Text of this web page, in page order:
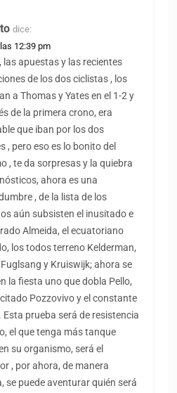
dice:
12:39 pm
las apuestas y las recientes
de los dos ciclistas , los
a Thomas y Yates en el 1-2 y
de la primera crono, era
que iban por los dos
, pero eso es lo bonito del
, te da sorpresas y la quiebra
ahora es una
, de la lista de los
aún subsisten el inusitado e
Almeida, el ecuatoriano
los todos terreno Kelderman,
y Kruiswijk; ahora se
la fiesta uno que dobla Pello,
Pozzovivo y el constante
Esta prueba será de resistencia
el que tenga más tanque
su organismo, será el
, por ahora, de manera
se puede aventurar quién será